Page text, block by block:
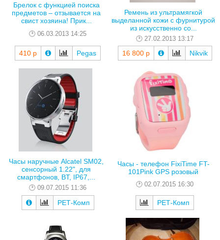
Брелок с функцией поиска
предметов – отзывается на
свист хозяина! Прик...
06.03.2013 14:25
410 р Pegas
Ремень из ультрамягкой
выделанной кожи с фурнитурой
из искусственно со...
27.02.2013 13:17
16 800 р Nikvik
Часы наручные Alcatel SM02,
сенсорный 1.22", для
смартфонов, BT, IP67,...
09.07.2015 11:36
РЕТ-Комп
Часы - телефон FixiTime FT-
101Pink GPS розовый
02.07.2015 16:30
РЕТ-Комп